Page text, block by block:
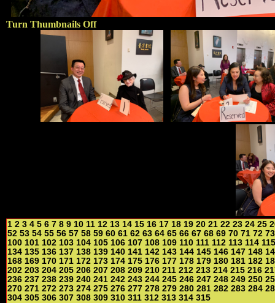
Turn Thumbnails Off
1 2 3 4 5 6 7 8 9 10 11 12 13 14 15 16 17 18 19 20 21 22 23 24 25
52 53 54 55 56 57 58 59 60 61 62 63 64 65 66 67 68 69 70 71 72 73
100 101 102 103 104 105 106 107 108 109 110 111 112 113 114 115
134 135 136 137 138 139 140 141 142 143 144 145 146 147 148
168 169 170 171 172 173 174 175 176 177 178 179 180 181 182
202 203 204 205 206 207 208 209 210 211 212 213 214 215 216
236 237 238 239 240 241 242 243 244 245 246 247 248 249 250
270 271 272 273 274 275 276 277 278 279 280 281 282 283 284
304 305 306 307 308 309 310 311 312 313 314 315